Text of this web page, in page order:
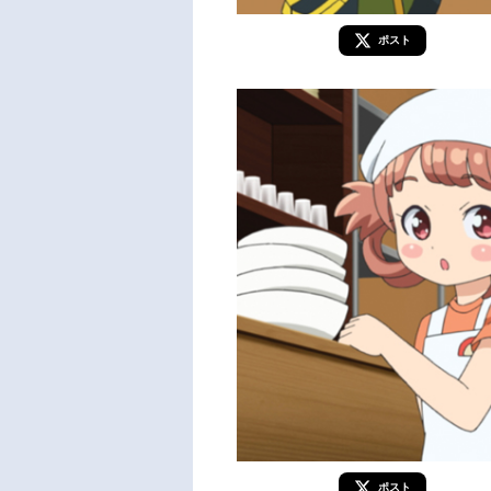
ポスト
ポスト